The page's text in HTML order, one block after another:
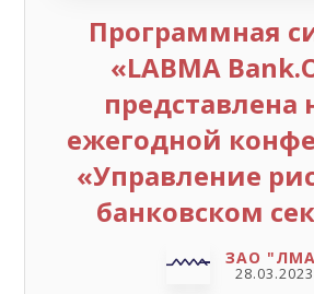
Программная
«LABMA
представлена
ежегодной
«Управление
банковском
ЗАО
28.03.2023